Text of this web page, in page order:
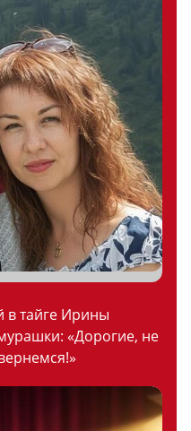
тайге Ирины
«Дорогие, не